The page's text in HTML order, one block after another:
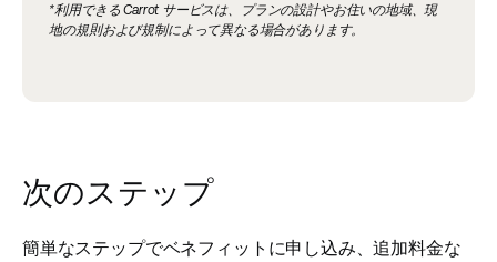
*利用できる Carrot サービスは、プランの設計やお住いの地域、現
地の規則および規制によって異なる場合があります。
次のステップ
簡単なステップでベネフィットに申し込み、追加料金な